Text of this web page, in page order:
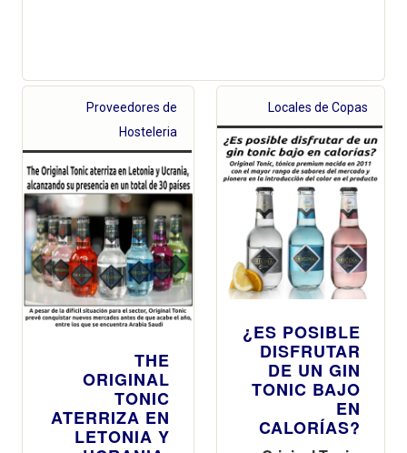
Proveedores de
Hosteleria
THE
ORIGINAL
TONIC
ATERRIZA EN
LETONIA Y
Locales de Copas
¿ES POSIBLE
DISFRUTAR
DE UN GIN
TONIC BAJO
EN
CALORÍAS?